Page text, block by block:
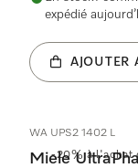
expédié
AJOUTER
-20% à l'achat
WA UPS2 1402 L
Miele